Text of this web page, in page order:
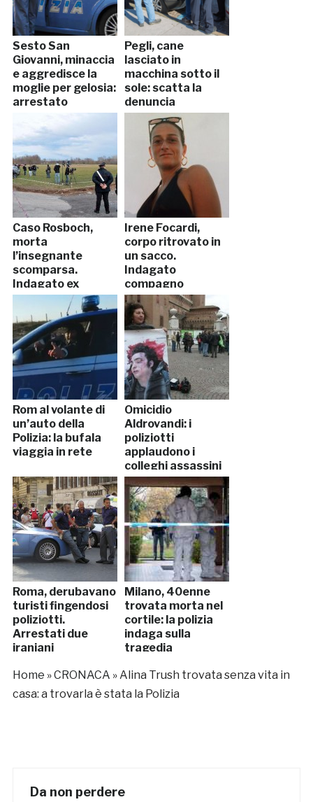
Sesto San
Giovanni, minaccia
e aggredisce la
moglie per gelosia:
arrestato
Pegli, cane
lasciato in
macchina sotto il
sole: scatta la
denuncia
Caso Rosboch,
morta
l’insegnante
scomparsa.
Indagato ex
studente
Irene Focardi,
corpo ritrovato in
un sacco.
Indagato
compagno
Rom al volante di
un’auto della
Polizia: la bufala
viaggia in rete
Omicidio
Aldrovandi: i
poliziotti
applaudono i
colleghi assassini
Roma, derubavano
turisti fingendosi
poliziotti.
Arrestati due
iraniani
Milano, 40enne
trovata morta nel
cortile: la polizia
indaga sulla
tragedia
Home »CRONACA »Alina Trush trovata senza vita in
casa: a trovarla è stata la Polizia
Da non perdere